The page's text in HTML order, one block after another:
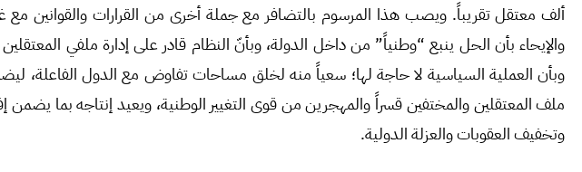
ألف معتقل تقريباً. ويصب هذا المرسوم بالتضافر مع جملة أخرى من القرارات والقوانين مع
والإيحاء بأن الحل ينبع “وطنياً” من داخل الدولة، وبأنّ النظام قادر على إدارة ملفي
وبأن العملية السياسية لا حاجة لها؛ سعياً منه لخلق مساحات تفاوض مع الدول
ملف المعتقلين والمختفين قسراً والمهجرين من قوى التغيير الوطنية، ويعيد إنتاجه بما يضمن
وتخفيف العقوبات والعزلة الدولية.